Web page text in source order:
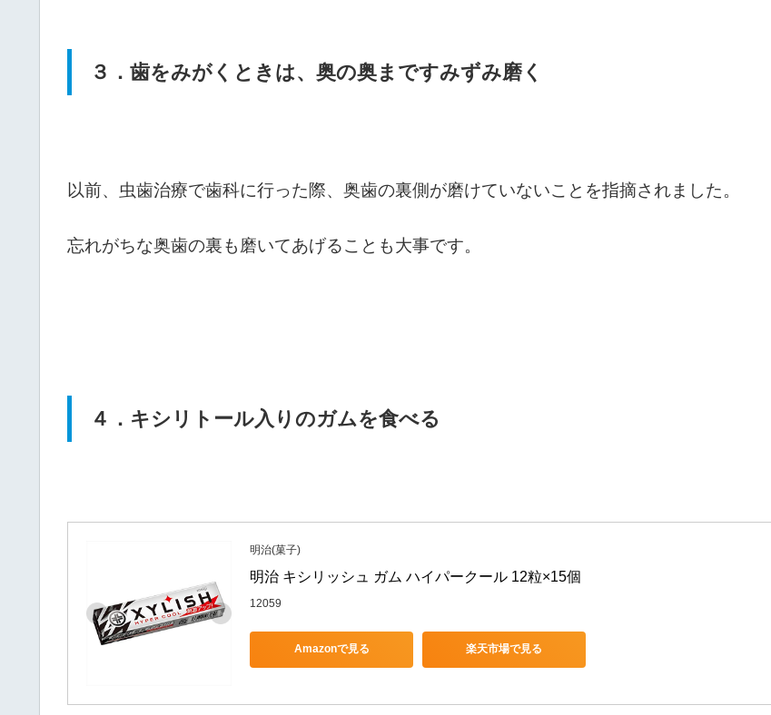
３．歯をみがくときは、奥の奥まですみずみ磨く
以前、虫歯治療で歯科に行った際、奥歯の裏側が磨けていないことを指摘されました。
忘れがちな奥歯の裏も磨いてあげることも大事です。
４．キシリトール入りのガムを食べる
明治(菓子)
明治 キシリッシュ ガム ハイパークール 12粒×15個
12059
Amazonで見る 楽天市場で見る